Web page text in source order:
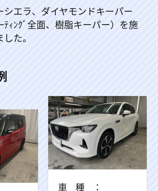
シエラ、ダイヤモンドキーパー
ｰﾃｨﾝｸﾞ全面、樹脂キーパー）を施
た。